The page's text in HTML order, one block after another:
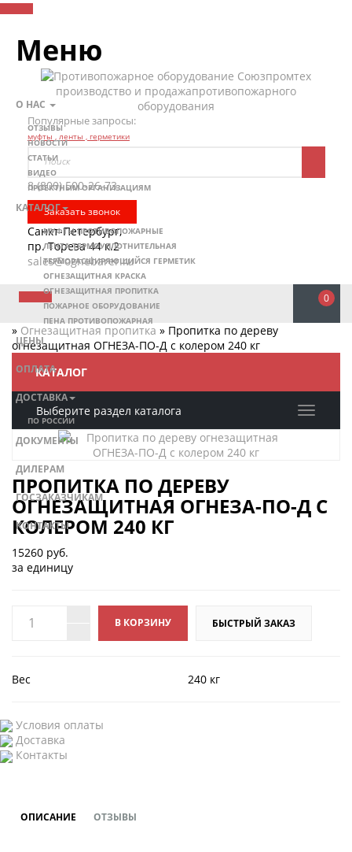
производство и продажапротивопожарного
оборудования
Популярные запросы:
муфты , ленты , герметики
8 (800)500-26-73
Заказать звонок
Санкт-Петербург,
пр. Тореза 44 к.2
sales@ognebarer.ru
0
» Огнезащитная пропитка » Пропитка по дереву
огнезащитная ОГНЕЗА-ПО-Д с колером 240 кг
КАТАЛОГ
Выберите раздел каталога
ПРОПИТКА ПО ДЕРЕВУ
ОГНЕЗАЩИТНАЯ ОГНЕЗА-ПО-Д С
КОЛЕРОМ 240 КГ
15260 руб.
за единицу
В КОРЗИНУ БЫСТРЫЙ ЗАКАЗ
Вес 240 кг
Условия оплаты
Доставка
Контакты
ОПИСАНИЕ ОТЗЫВЫ
Меню
О НАС
ОТЗЫВЫ
НОВОСТИ
СТАТЬИ
ВИДЕО
ПРОЕКТНЫМ ОРГАНИЗАЦИЯМ
КАТАЛОГ
МУФТЫ ПРОТИВОПОЖАРНЫЕ
ЛЕНТА ТЕРМОУПЛОТНИТЕЛЬНАЯ
ТЕРМОРАСШИРЯЮЩИЙСЯ ГЕРМЕТИК
ОГНЕЗАЩИТНАЯ КРАСКА
ОГНЕЗАЩИТНАЯ ПРОПИТКА
ПОЖАРНОЕ ОБОРУДОВАНИЕ
ПЕНА ПРОТИВОПОЖАРНАЯ
ЦЕНЫ
ОПЛАТА
ДОСТАВКА
ПО РОССИИ
ДОКУМЕНТЫ
ДИЛЕРАМ
ГОСЗАКАЗЧИКАМ
КОНТАКТЫ